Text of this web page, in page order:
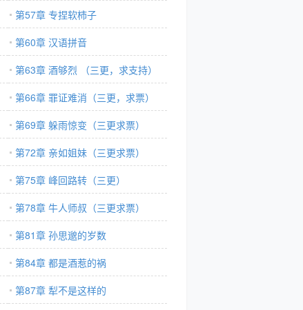
第57章 专捏软柿子
第60章 汉语拼音
第63章 酒够烈 （三更，求支持）
第66章 罪证难消（三更，求票）
第69章 躲雨惊变（三更求票）
第72章 亲如姐妹（三更求票）
第75章 峰回路转（三更）
第78章 牛人师叔（三更求票）
第81章 孙思邈的岁数
第84章 都是酒惹的祸
第87章 犁不是这样的